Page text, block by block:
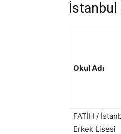
İstanbul
Okul Adı
FATİH /
Erkek Lisesi